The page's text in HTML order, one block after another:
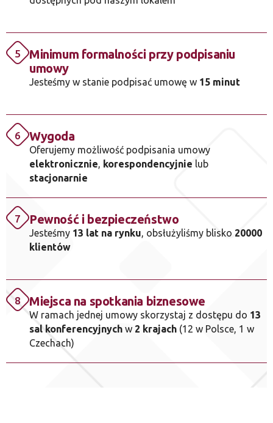
5
Minimum formalności przy podpisaniu
umowy
Jesteśmy w stanie podpisać umowę w 15 minut
6 Wygoda
Oferujemy możliwość podpisania umowy
elektronicznie, korespondencyjnie lub
stacjonarnie
7 Pewność i bezpieczeństwo
Jesteśmy 13 lat na rynku, obsłużyliśmy blisko 20000
klientów
8 Miejsca na spotkania biznesowe
W ramach jednej umowy skorzystaj z dostępu do 13
sal konferencyjnych w 2 krajach (12 w Polsce, 1 w
Czechach)